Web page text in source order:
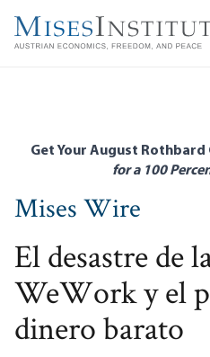
main
Get Your August Rothbard
for a 100
Mises Wire
El desastre de
WeWork y el
dinero barato